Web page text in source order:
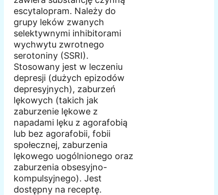
escytalopram. Należy do
grupy leków zwanych
selektywnymi inhibitorami
wychwytu zwrotnego
serotoniny (SSRI).
Stosowany jest w leczeniu
depresji (dużych epizodów
depresyjnych), zaburzeń
lękowych (takich jak
zaburzenie lękowe z
napadami lęku z agorafobią
lub bez agorafobii, fobii
społecznej, zaburzenia
lękowego uogólnionego oraz
zaburzenia obsesyjno-
kompulsyjnego). Jest
dostępny na receptę.